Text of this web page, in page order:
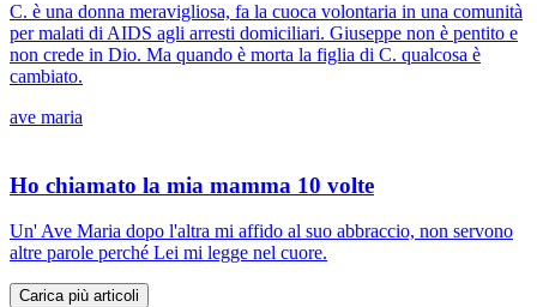
C. è una donna meravigliosa, fa la cuoca volontaria in una comunità
per malati di AIDS agli arresti domiciliari. Giuseppe non è pentito e
non crede in Dio. Ma quando è morta la figlia di C. qualcosa è
cambiato.
ave maria
Ho chiamato la mia mamma 10 volte
Un' Ave Maria dopo l'altra mi affido al suo abbraccio, non servono
altre parole perché Lei mi legge nel cuore.
Carica più articoli